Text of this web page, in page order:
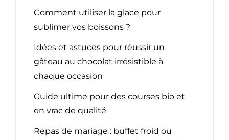
Comment utiliser la glace pour
sublimer vos boissons ?
Idées et astuces pour réussir un
gâteau au chocolat irrésistible à
chaque occasion
Guide ultime pour des courses bio et
en vrac de qualité
Repas de mariage : buffet froid ou